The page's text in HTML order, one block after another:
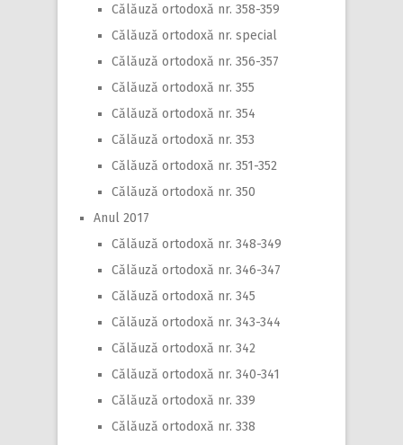
Călăuză ortodoxă nr. 358-359
Călăuză ortodoxă nr. special
Călăuză ortodoxă nr. 356-357
Călăuză ortodoxă nr. 355
Călăuză ortodoxă nr. 354
Călăuză ortodoxă nr. 353
Călăuză ortodoxă nr. 351-352
Călăuză ortodoxă nr. 350
Anul 2017
Călăuză ortodoxă nr. 348-349
Călăuză ortodoxă nr. 346-347
Călăuză ortodoxă nr. 345
Călăuză ortodoxă nr. 343-344
Călăuză ortodoxă nr. 342
Călăuză ortodoxă nr. 340-341
Călăuză ortodoxă nr. 339
Călăuză ortodoxă nr. 338